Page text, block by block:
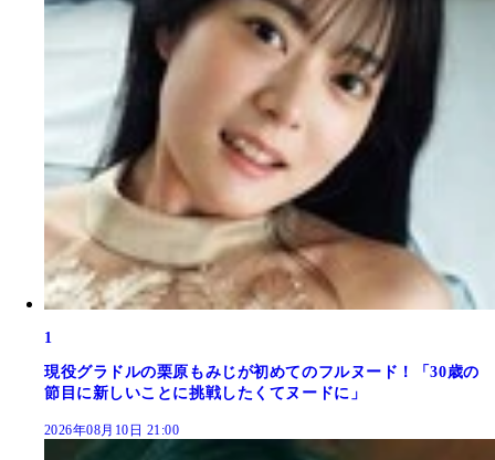
1
現役グラドルの栗原もみじが初めてのフルヌード！「30歳の
節目に新しいことに挑戦したくてヌードに」
2026年08月10日 21:00